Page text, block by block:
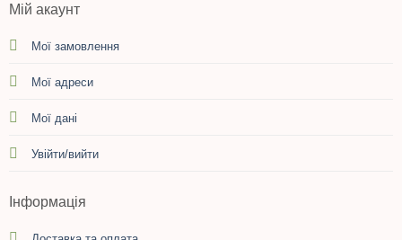
Мій акаунт
Мої замовлення
Мої адреси
Мої дані
Увійти/вийти
Інформація